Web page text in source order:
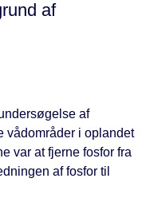
af
af
vådområder i oplandet
var at fjerne fosfor fra
af fosfor til